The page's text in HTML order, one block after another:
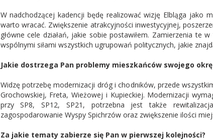
W nadchodzącej kadencji będę realizować wizję Elbląga jako
warto wracać. Zwiększenie atrakcyjności inwestycyjnej,
główne cele działań, jakie sobie postawiłem. Zamierzenia te
wspólnymi siłami wszystkich ugrupowań politycznych, jakie
Jakie dostrzega Pan problemy mieszkańców swojego
Widzę potrzebę modernizacji dróg i chodników, przede
Grochowskiej, Freta, Wieżowej i Kupieckiej. Modernizacji
przy SP8, SP12, SP21, potrzebna jest także
zagospodarowanie Wyspy Spichrzów oraz zwiększenie ilości
Za jakie tematy zabierze się Pan w pierwszej kolejności?